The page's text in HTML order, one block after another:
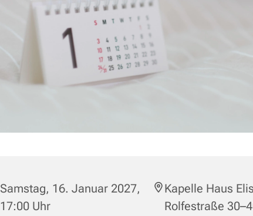
Samstag, 16. Januar 2027,
17:00 Uhr
Kapelle Haus
Rolfestraße